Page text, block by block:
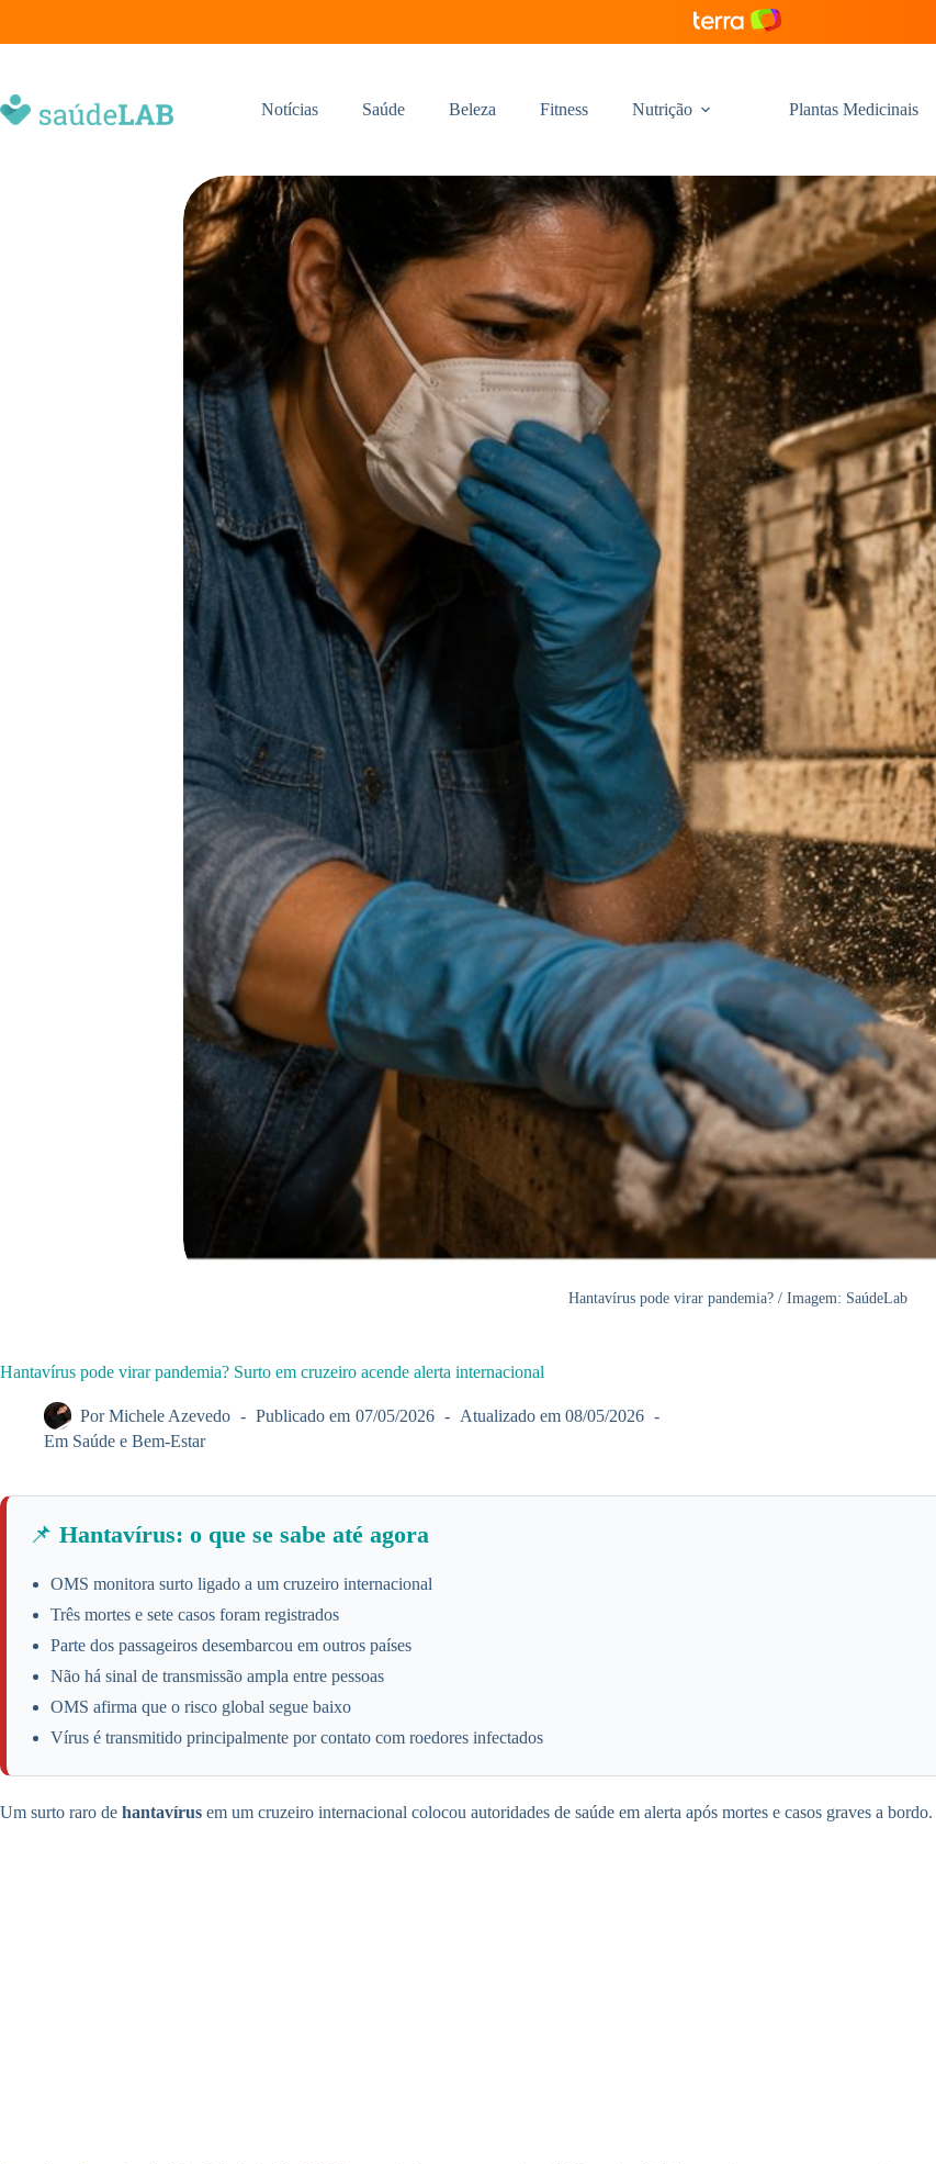
Notícias Saúde Beleza Fitness Nutrição Plantas Medicinais
Hantavírus pode virar pandemia? / Imagem: SaúdeLab
Hantavírus pode virar pandemia? Surto em cruzeiro acende alerta internacional
Por Michele Azevedo Publicado em 07/05/2026 Atualizado em 08/05/2026
Em Saúde e Bem-Estar
📌 Hantavírus: o que se sabe até agora
OMS monitora surto ligado a um cruzeiro internacional
Três mortes e sete casos foram registrados
Parte dos passageiros desembarcou em outros países
Não há sinal de transmissão ampla entre pessoas
OMS afirma que o risco global segue baixo
Vírus é transmitido principalmente por contato com roedores infectados
Um surto raro de hantavírus em um cruzeiro internacional colocou autoridades de saúde em alerta após mortes e casos graves a bordo.